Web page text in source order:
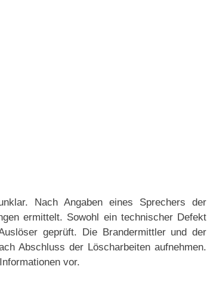
Nach Angaben eines Sprechers der
ermittelt. Sowohl ein technischer Defekt
geprüft. Die Brandermittler und der
Abschluss der Löscharbeiten aufnehmen.
vor.